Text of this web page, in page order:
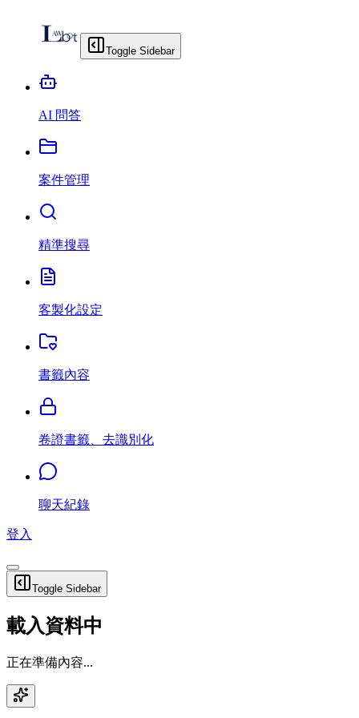
Toggle Sidebar
AI 問答
案件管理
精準搜尋
客製化設定
書籤內容
卷證書籤、去識別化
聊天紀錄
登入
Toggle Sidebar
載入資料中
正在準備內容...